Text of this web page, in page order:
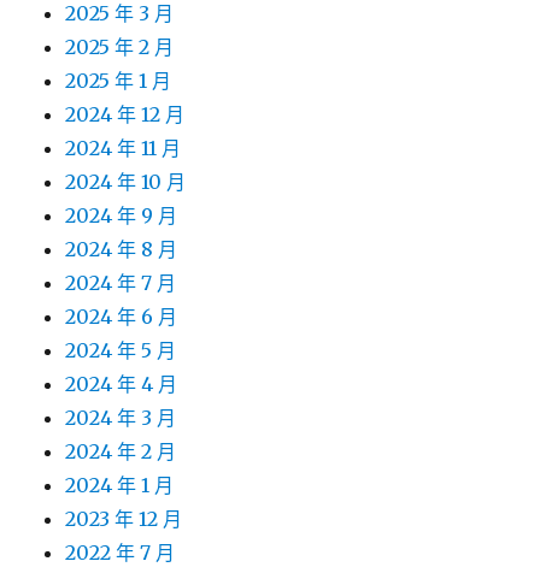
2025 年 3 月
2025 年 2 月
2025 年 1 月
2024 年 12 月
2024 年 11 月
2024 年 10 月
2024 年 9 月
2024 年 8 月
2024 年 7 月
2024 年 6 月
2024 年 5 月
2024 年 4 月
2024 年 3 月
2024 年 2 月
2024 年 1 月
2023 年 12 月
2022 年 7 月